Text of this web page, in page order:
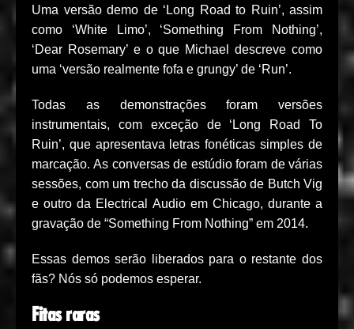
Uma versão demo de ‘Long Road to Ruin’, assim
como ‘White Limo’, ‘Something From Nothing’,
‘Dear Rosemary’ e o que Michael descreve como
uma ‘versão realmente fofa e grungy’ de ‘Run’.
Todas as demonstrações foram versões
instrumentais, com exceção de ‘Long Road To
Ruin’, que apresentava letras fonéticas simples de
marcação. As conversas de estúdio foram de várias
sessões, com um trecho da discussão de Butch Vig
e outro da Electrical Audio em Chicago, durante a
gravação de “Something From Nothing” em 2014.
Essas demos serão liberados para o restante dos
fãs? Nós só podemos esperar.
Fitas raras